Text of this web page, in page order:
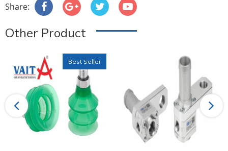
Share:
Other Product
Previous
Best Seller
Next